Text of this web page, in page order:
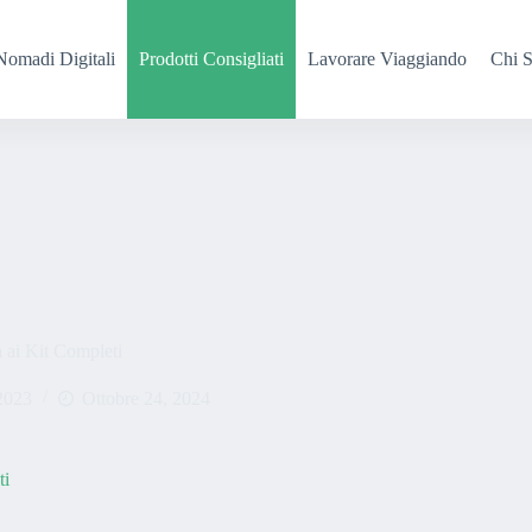
Digitali Prodotti Consigliati Lavorare Viaggiando Chi